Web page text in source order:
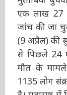
भारतीय
मुताबिक
एक लाख 27
जांच की जा
गुरुवार (9
मुताबिक
अधिक